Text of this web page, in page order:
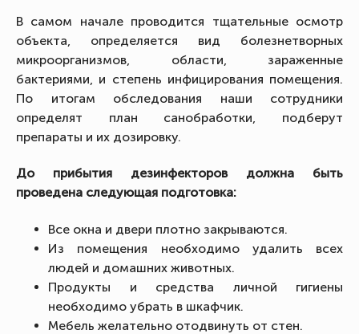
В самом начале проводится тщательные осмотр
объекта, определяется вид болезнетворных
микроорганизмов, области, зараженные
бактериями, и степень инфицирования помещения.
По итогам обследования наши сотрудники
определят план санобработки, подберут
препараты и их дозировку.
До прибытия дезинфекторов должна быть
проведена следующая подготовка:
Все окна и двери плотно закрываются.
Из помещения необходимо удалить всех
людей и домашних животных.
Продукты и средства личной гигиены
необходимо убрать в шкафчик.
Мебель желательно отодвинуть от стен.